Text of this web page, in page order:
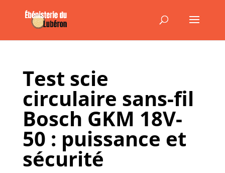
Test scie
circulaire sans-fil
Bosch GKM 18V-
50 : puissance et
sécurité